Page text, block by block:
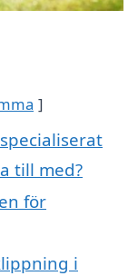
till med?
för
i